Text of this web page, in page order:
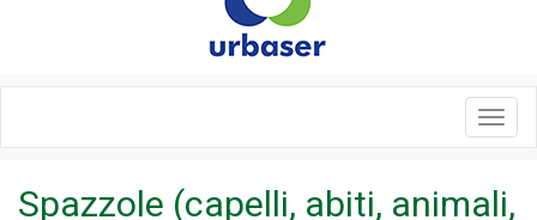
Spazzole (capelli, abiti, animali,